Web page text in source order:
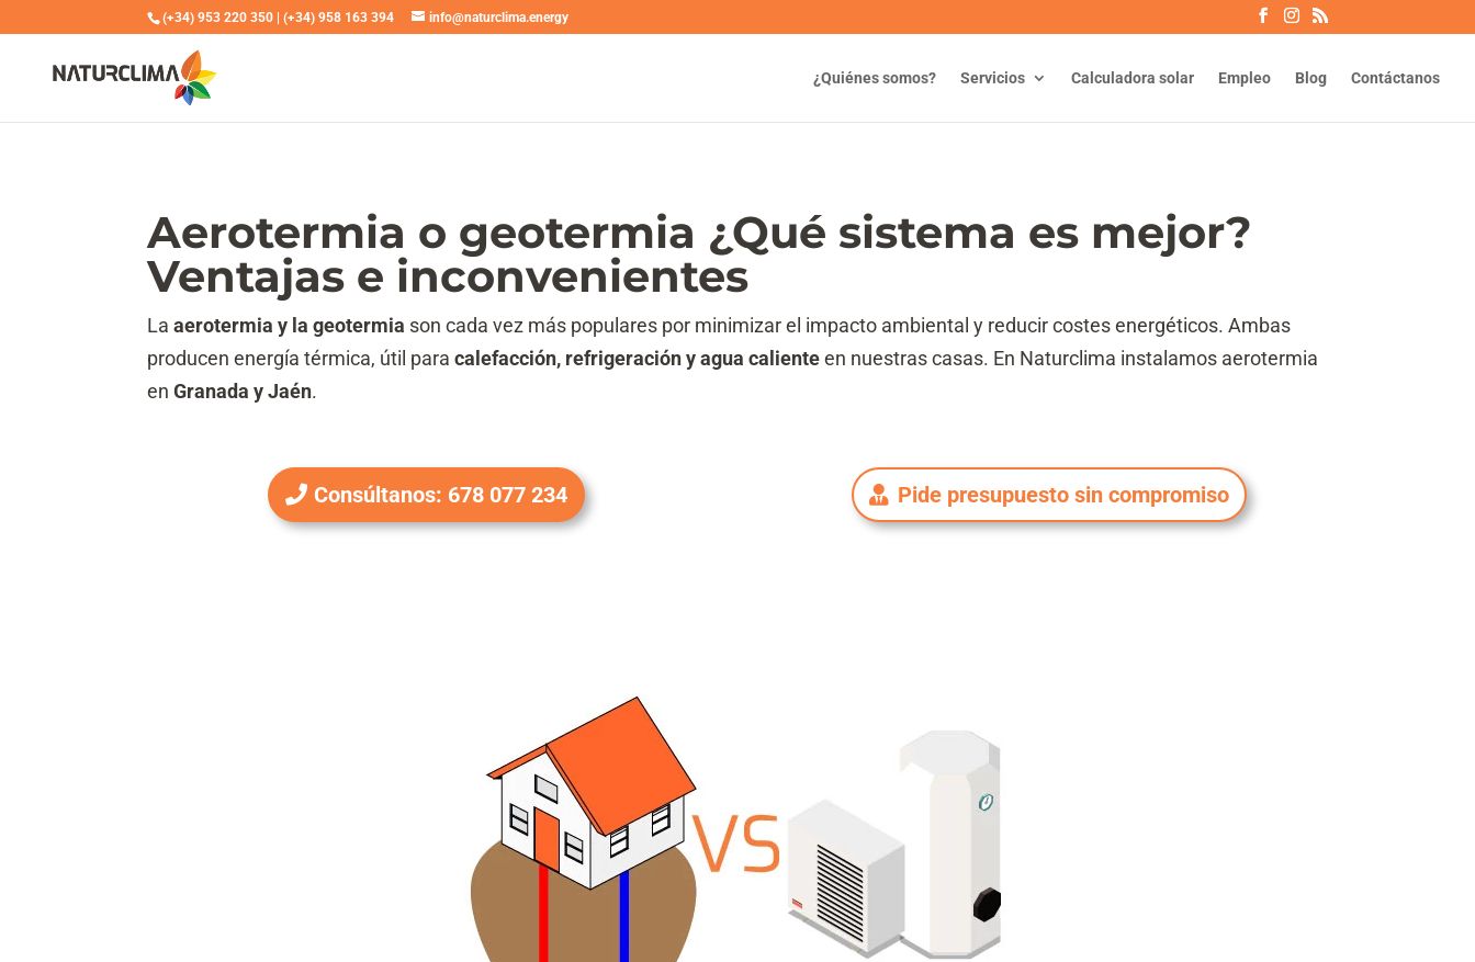
(+34) 953 220 350 |(+34) 958 163 394 info@naturclima.energy
¿Quiénes somos? Servicios Calculadora solar Empleo Blog Contáctanos
Aerotermia o geotermia ¿Qué sistema es mejor?
Ventajas e inconvenientes
Laaerotermia y la geotermia son cada vez más populares por minimizar el impacto ambiental y reducir costes energéticos. Ambas
producen energía térmica, útil paracalefacción, refrigeración y agua calienteen nuestras casas. En Naturclima instalamos aerotermia
enGranada y Jaén.
Consúltanos: 678 077 234 Pide presupuesto sin compromiso